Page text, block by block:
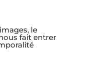
le
fait entrer